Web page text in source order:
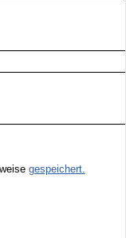
gespeichert.